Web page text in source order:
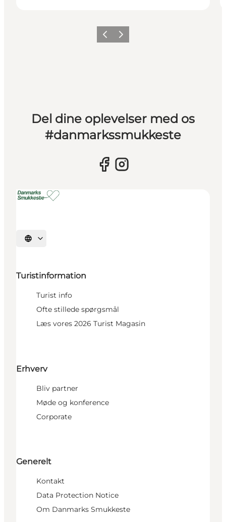
Forrige billede
Næste billede
Del dine oplevelser med os
#danmarkssmukkeste
Vælg sprog
Turistinformation
Turist info
Ofte stillede spørgsmål
Læs vores 2026 Turist Magasin
Erhverv
Bliv partner
Møde og konference
Corporate
Generelt
Kontakt
Data Protection Notice
Om Danmarks Smukkeste